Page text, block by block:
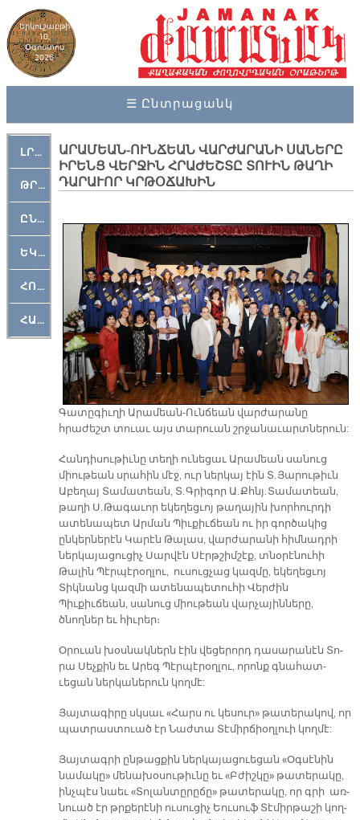
Երկուշաբթի
10,
Օգոստոս
2026
☰ Ընտրացանկ
ԼՐԱՀՈՍ
ԹՐՔԱՀԱՅ ԿԵԱՆՔ
ԸՆԿԵՐԱՄՇԱԿՈՒԹԱՅԻՆ
ԵԿԵՂԵՑԱԿԱՆ
ՀՈԳԵՄՏԱՒՈՐ
ՀԱՐԹԱԿ
ԱՐԱՄԵԱՆ-ՈՒՆՃԵԱՆ ՎԱՐԺԱՐԱՆԻ ՍԱՆԵՐԸ
ԻՐԵՆՑ ՎԵՐՋԻՆ ՀՐԱԺԵՇՏԸ ՏՈՒԻՆ ԹԱՂԻ
ԴԱՐԱՒՈՐ ԿՐԹՕՃԱԽԻՆ
Գատըգիւղի Ա­րա­մեան-Ունճեան վարժարանը
հրաժեշտ տուաւ այս տարուան շրջանաւարտներուն:
Հանդիսութիւնը տեղի ունեցաւ Արամեան սա­նուց
միու­թեան սրա­հին մէջ, ուր ներկայ էին Տ. Յարութիւն
Աբեղայ Տամատեան, Տ. Գրիգոր Ա. Քհնյ. Տամատեան,
թաղի Ս. Թագաւոր եկեղեցւոյ թաղային խորհուրդի
ատենապետ Արման Պիւքիւճեան ու իր գործակից
ընկերներէն Կարէն Թալաս, վարժարանի հիմնադրի
ներկայացուցիչ Սարվէն Սէրթշիմշէք, տնօրէնուհի
Թալին Պէրպէրօղլու, ուսուցչաց կազմը, եկեղեցւոյ
Տիկնանց կազմի ատենապետուհի Վերժին
Պիւքիւճեան, սանուց միութեան վարչայինները,
ծնողներ եւ հիւրեր։
Օ­րուան խօս­նակ­ներն էին վեցերորդ դա­սա­րա­նէն Տո­
րա Սեչ­քին եւ Ա­րեգ Պէր­պէ­րօղ­լու, որոնք գնահատ-
ւեցան ներկաներուն կողմէ:
Յայ­տա­գի­րը սկսաւ «Հարս ու կե­սու­ր» թա­տե­րակով, որ
պատրաստուած էր Նաժ­տա Տէ­միր­ճիօղ­լուի կող­մէ:
Յայ­տա­գրի ընթացքին ներկայացուեցան «Օգ­սէ­նին
նա­մա­կը» մե­նա­խօ­սու­թիւնը եւ «Բժիշ­կը» թատերակը,
ինչպէս նաեւ «Տո­լան­տը­րը­ճը» թատերակը, որ գրի առ­
նուած էր թրքե­րէ­նի ու­սու­ցիչ Եու­սուֆ Տէ­միր­թա­շի կող­